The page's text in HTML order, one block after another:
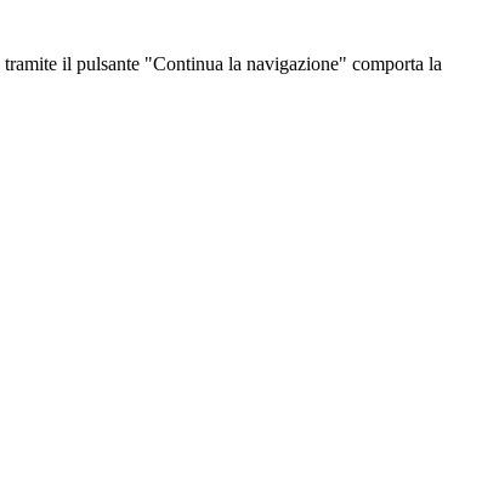
il pulsante "Continua la navigazione" comporta la